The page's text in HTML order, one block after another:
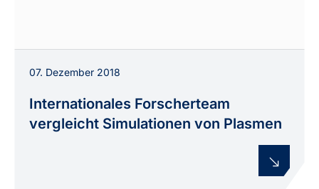
07. Dezember 2018
Internationales Forscherteam
vergleicht Simulationen von Plasmen